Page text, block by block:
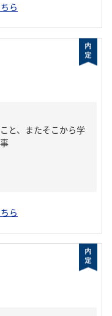
ら
と、またそこから学
ら